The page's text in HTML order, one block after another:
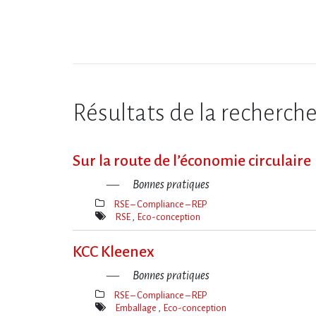
Résultats de la recherche
Sur la route de l​‌’économie circulaire
Bonnes pratiques
Thèmes(s)
RSE – Compliance – REP
Mot(s)-
RSE Eco-conception
KCC Kleenex
Bonnes pratiques
Thèmes(s)
RSE – Compliance – REP
Emballage Eco-conception